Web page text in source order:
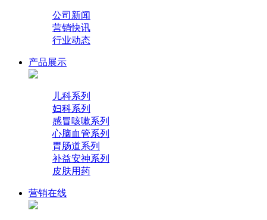
公司新闻
营销快讯
行业动态
产品展示
儿科系列
妇科系列
感冒咳嗽系列
心脑血管系列
胃肠道系列
补益安神系列
皮肤用药
营销在线